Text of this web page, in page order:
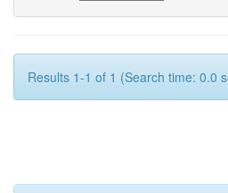
Results 1-1 of 1 (Search time: 0.0